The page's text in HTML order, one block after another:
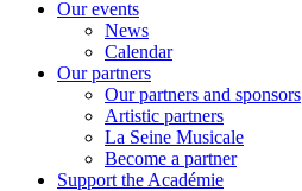
Our events
News
Calendar
Our partners
Our partners and sponsors
Artistic partners
La Seine Musicale
Become a partner
Support the Académie